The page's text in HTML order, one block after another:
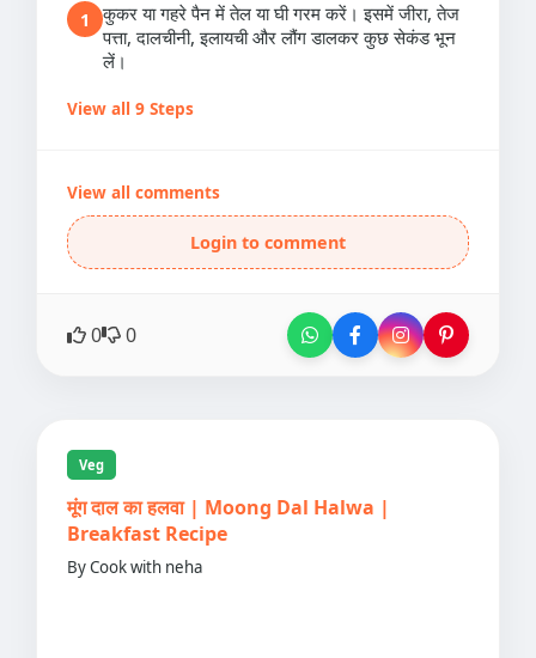
1
कुकर या गहरे पैन में तेल या घी गरम करें। इसमें जीरा, तेज
पत्ता, दालचीनी, इलायची और लौंग डालकर कुछ सेकंड भून
लें।
View all 9 Steps
View all comments
Login to comment
0 0
Veg
मूंग दाल का हलवा | Moong Dal Halwa |
Breakfast Recipe
By Cook with neha